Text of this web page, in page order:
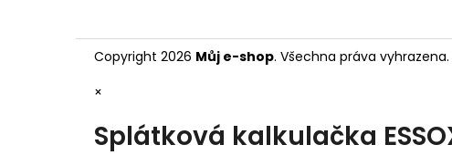
Copyright 2026 Můj e-shop. Všechna práva vyhrazena.
×
Splátková kalkulačka